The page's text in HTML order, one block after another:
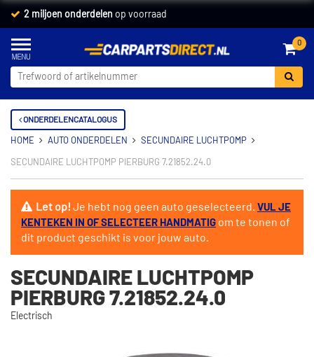
2 miljoen onderdelen op voorraad
0
ONDERDELENCATALOGUS
HOME AUTO ONDERDELEN SECUNDAIRE LUCHTPOMP
SECUNDAIRE LUCHTPOMP PIERBURG 7.21852.24.0
Let op!Je hebt nog geen auto geselecteerd. VUL JE
KENTEKEN IN OF SELECTEER HANDMATIG om te tonen of
dit product geschikt is voor jouw auto.
SECUNDAIRE LUCHTPOMP
PIERBURG 7.21852.24.0
Electrisch